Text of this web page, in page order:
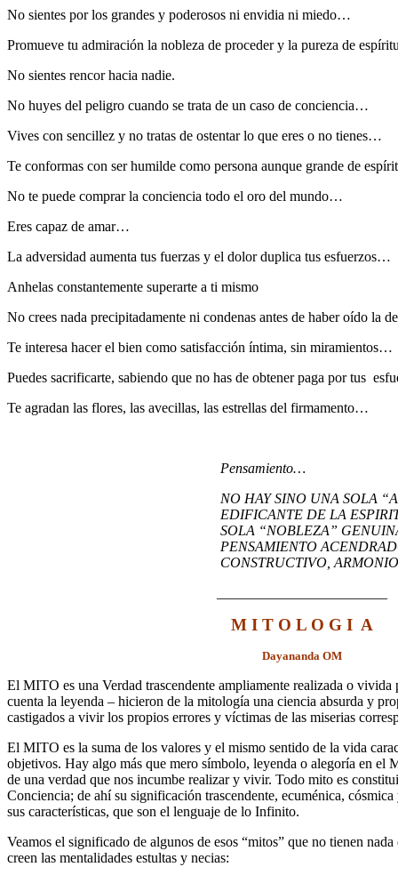
No sientes por los grandes y poderosos ni envidia ni miedo…
Promueve tu admiración la nobleza de proceder y la pureza de
No sientes rencor hacia nadie.
No huyes del peligro cuando se trata de un caso de conciencia…
Vives con sencillez y no tratas de ostentar lo que eres o no tienes…
Te conformas con ser humilde como persona aunque grande de
No te puede comprar la conciencia todo el oro del mundo…
Eres capaz de amar…
La adversidad aumenta tus fuerzas y el dolor duplica tus esfuerzos…
Anhelas constantemente superarte a ti mismo
No crees nada precipitadamente ni condenas antes de haber oído la
Te interesa hacer el bien como satisfacción íntima, sin miramientos…
Puedes sacrificarte, sabiendo que no has de obtener paga por tus
Te agradan las flores, las avecillas, las estrellas del firmamento…
Pensamiento…
NO HAY SINO UNA SOLA
EDIFICANTE DE LA
SOLA “NOBLEZA”
PENSAMIENTO
CONSTRUCTIVO,
M I T O L O G I A
Dayananda OM
El MITO es una Verdad trascendente ampliamente realizada o vivida
cuenta la leyenda – hicieron de la mitología una ciencia absurda y
castigados a vivir los propios errores y víctimas de las miserias
El MITO es la suma de los valores y el mismo sentido de la vida
objetivos. Hay algo más que mero símbolo, leyenda o alegoría en el
de una verdad que nos incumbe realizar y vivir. Todo mito es
Conciencia; de ahí su significación trascendente, ecuménica,
sus características, que son el lenguaje de lo Infinito.
Veamos el significado de algunos de esos “mitos” que no tienen
creen las mentalidades estultas y necias: